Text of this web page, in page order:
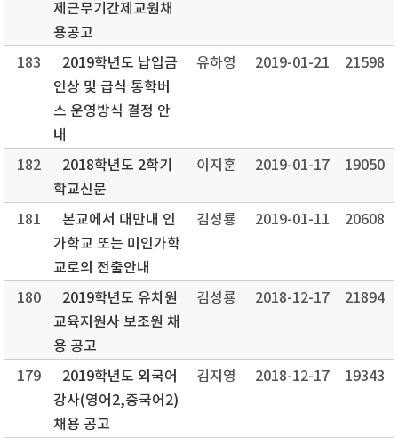
제근무기간제교원채
용공고
183
2019학년도 납입금
인상 및 급식 통학버
스 운영방식 결정 안
내
유하영 2019-01-21 21598
182
2018학년도 2학기
학교신문
이지훈 2019-01-17 19050
181
본교에서 대만내 인
가학교 또는 미인가학
교로의 전출안내
김성룡 2019-01-11 20608
180
2019학년도 유치원
교육지원사 보조원 채
용 공고
김성룡 2018-12-17 21894
179
2019학년도 외국어
강사(영어2,중국어2)
채용 공고
김지영 2018-12-17 19343